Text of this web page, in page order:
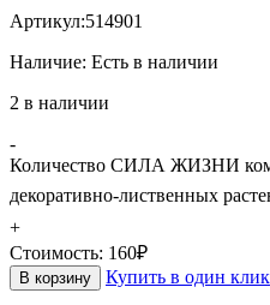
Артикул:514901
Наличие: Есть в наличии
2 в наличии
-
Количество СИЛА ЖИЗНИ
декоративно-лиственных
+
Стоимость: 160₽
В корзину Купить в один клик